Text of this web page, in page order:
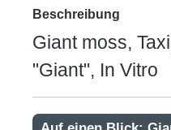
Beschreibung
Giant moss,
"Giant", In Vitro